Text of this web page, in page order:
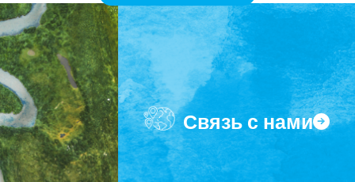
Связь с нами